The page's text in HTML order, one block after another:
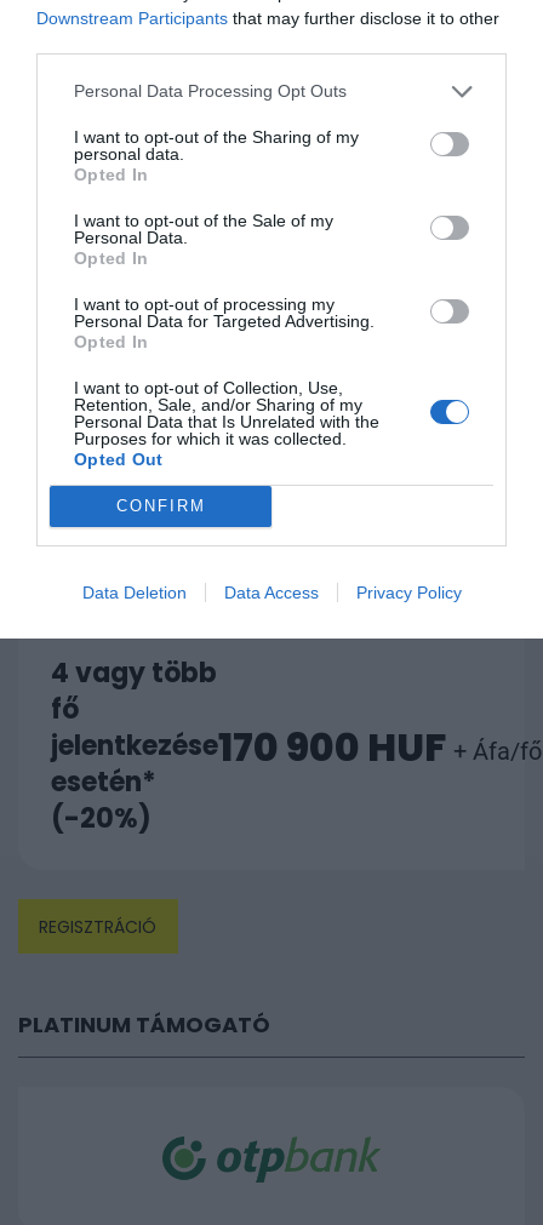
Downstream Participants that may further disclose it to other
Personal Data Processing Opt Outs
I want to opt-out of the Sharing of my
personal data.
Opted In
I want to opt-out of the Sale of my
Personal Data.
Opted In
I want to opt-out of processing my
Personal Data for Targeted Advertising.
Opted In
I want to opt-out of Collection, Use,
Retention, Sale, and/or Sharing of my
Personal Data that Is Unrelated with the
Purposes for which it was collected.
Opted Out
CONFIRM
Data Deletion Data Access Privacy Policy
199 900 HUF+ Áfa/fő
2 fő
jelentkezése
esetén*
(-10%)
185 400 HUF+ Áfa/
3 fő
jelentkezése
esetén*
(-15%)
178 150 HUF+ Áfa/fő
4 vagy több
fő
jelentkezése
esetén*
(-20%)
170 900 HUF + Áfa/fő
REGISZTRÁCIÓ
PLATINUM TÁMOGATÓ